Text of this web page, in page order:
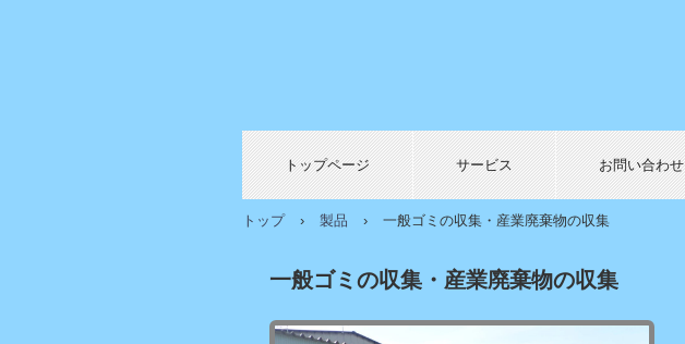
トップページ サービス お問い合わせ
トップ › 製品 › 一般ゴミの収集・産業廃棄物の収集
一般ゴミの収集・産業廃棄物の収集